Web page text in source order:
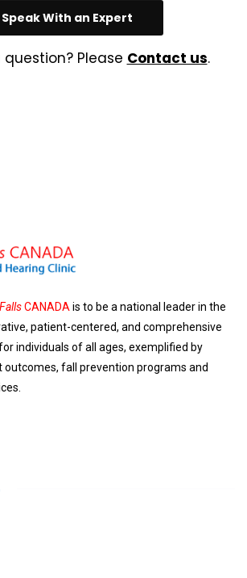
Speak With an Expert
Please Contact us.
CANADA is to be a national leader in the
patient-centered, and comprehensive
individuals of all ages, exemplified by
outcomes, fall prevention programs and